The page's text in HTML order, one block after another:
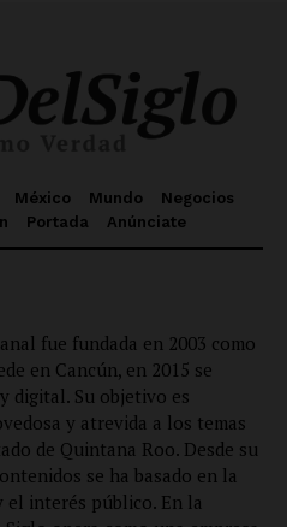
México Mundo
Negocios
Portada Anúnciate
fue fundada en 2003 como
en Cancún, en 2015 se
digital. Su objetivo es
y atrevida a los temas
de Quintana Roo. Desde su
se ha basado en la
el interés público. En la